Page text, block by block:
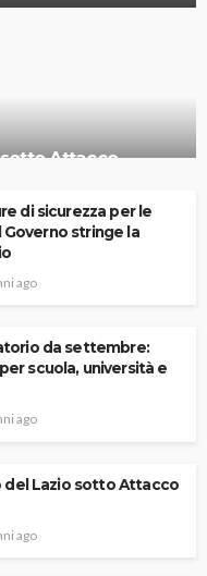
Attacco
di sicurezza per le
stringe la
ago
da settembre:
scuola, università e
ago
del Lazio sotto Attacco
ago